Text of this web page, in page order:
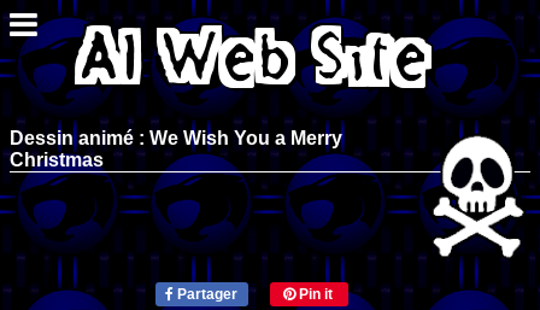
Dessin animé : We Wish You a Merry
Christmas
Partager Pin it